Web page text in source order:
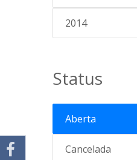
2014
Status
Aberta
Cancelada